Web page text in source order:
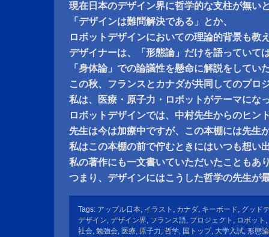
現在日本のデザイン界に哲学的な支柱が無い
「デザインは難問解決である」とか、
ロボットデザインにおいての理論的背景も教
デザイナーは、「形態論」だけを語っていて
「身体論」での論議性を懸命に解説をしてい
この秋、フランスとカナダが共同してのプロ
私は、医療・原子力・ロボットがテーマにな
ロボットデザインでは、中村先生からのヒン
先生は今は加療中ですが、この本棚には先生
私はこの本棚の前で佇むときにはいつも想い
私の著作にも一文書いていただいたこともあ
つまり、デザインにはこうした哲学の先生が
Tags: アップル日本, イラスト , カナダ, キーボード, グッド
デザイン, デザイン界, フランス語, プロジェクト , ロボット ,
社会, 勉強会, 医療, 原子力, 哲学, 国トップ, 大学入試, 形態論